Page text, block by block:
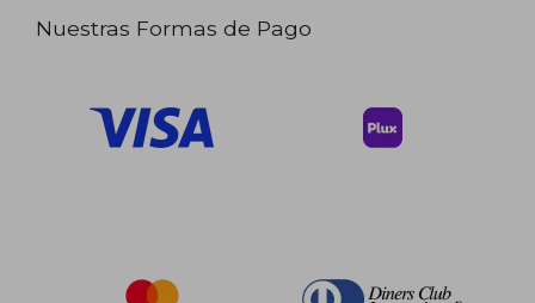
Nuestras Formas de Pago